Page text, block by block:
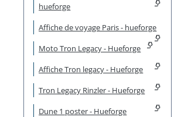
hueforge
Affiche de voyage Paris - hueforge
Moto Tron Legacy - Hueforge
Affiche Tron legacy - Hueforge
Tron Legacy Rinzler - Hueforge
Dune 1 poster - Hueforge